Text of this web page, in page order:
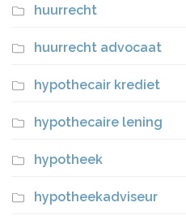
huurrecht
huurrecht advocaat
hypothecair krediet
hypothecaire lening
hypotheek
hypotheekadviseur